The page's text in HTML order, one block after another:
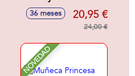
Con Accesorios
Sorpresa.32x18x6
36 meses 20,95 €
24,00 €
NOVEDAD